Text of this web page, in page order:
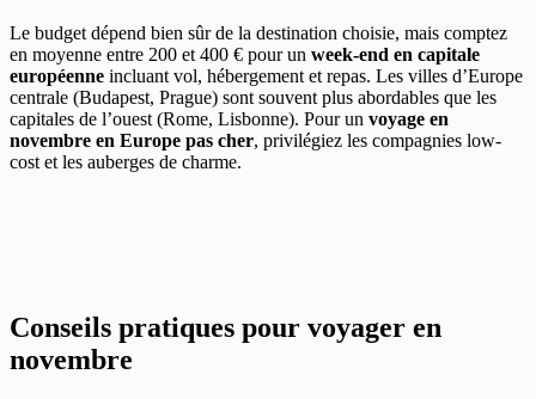
Le budget dépend bien sûr de la destination choisie, mais comptez
en moyenne entre 200 et 400 € pour un week-end en capitale
européenne incluant vol, hébergement et repas. Les villes d’Europe
centrale (Budapest, Prague) sont souvent plus abordables que les
capitales de l’ouest (Rome, Lisbonne). Pour un voyage en
novembre en Europe pas cher, privilégiez les compagnies low-
cost et les auberges de charme.
Conseils pratiques pour voyager en
novembre